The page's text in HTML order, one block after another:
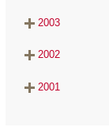
2003
2002
2001